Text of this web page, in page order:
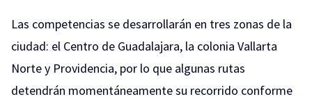
Las competencias se desarrollarán en tres zonas de la
ciudad: el Centro de Guadalajara, la colonia Vallarta
Norte y Providencia, por lo que algunas rutas
detendrán momentáneamente su recorrido conforme